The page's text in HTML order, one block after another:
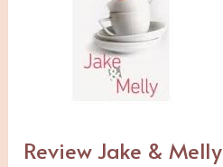
Review Jake & Melly